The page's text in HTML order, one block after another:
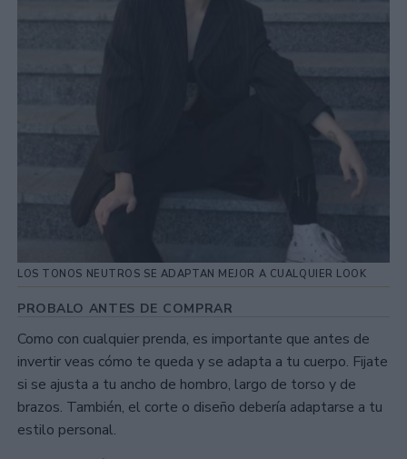
LOS TONOS NEUTROS SE ADAPTAN MEJOR A CUALQUIER LOOK
PROBALO ANTES DE COMPRAR
Como con cualquier prenda, es importante que antes de
invertir veas cómo te queda y se adapta a tu cuerpo. Fijate
si se ajusta a tu ancho de hombro, largo de torso y de
brazos. También, el corte o diseño debería adaptarse a tu
estilo personal.